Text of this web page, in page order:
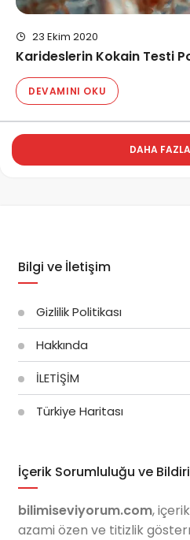
23 Ekim 2020
Karideslerin Kokain Testi
DEVAMINI OKU
DAHA
Bilgi ve İletişim
Gizlilik Politikası
Hakkında
İLETİŞİM
Türkiye Haritası
İçerik Sorumluluğu ve
bilimiseviyorum.com,
azami özen ve titizlik